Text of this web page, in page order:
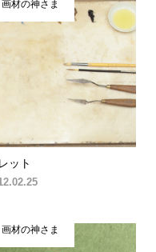
画材の神さま
ット
画材の神さま